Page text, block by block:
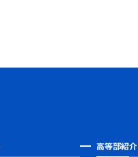
高等部紹介